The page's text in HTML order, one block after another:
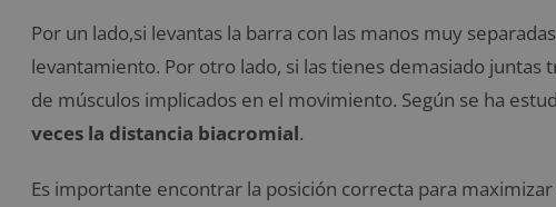
Por un lado,si levantas la barra con las manos muy
levantamiento. Por otro lado, si las tienes demasiado
de músculos implicados en el movimiento. Según se ha
veces la distancia biacromial.
Es importante encontrar la posición correcta para